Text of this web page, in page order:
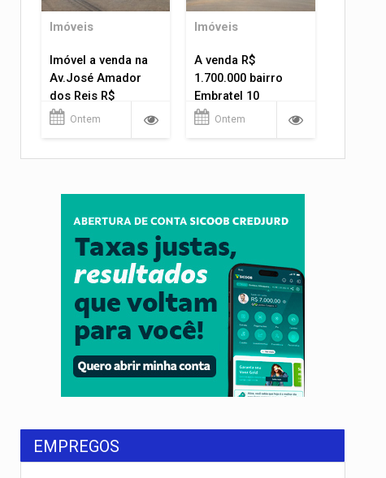
Imóveis
Imóvel a venda na
Av.José Amador
dos Reis R$
1.400.000
Ontem
Imóveis
A venda R$
1.700.000 bairro
Embratel 10
apartamentos!
Ontem
EMPREGOS